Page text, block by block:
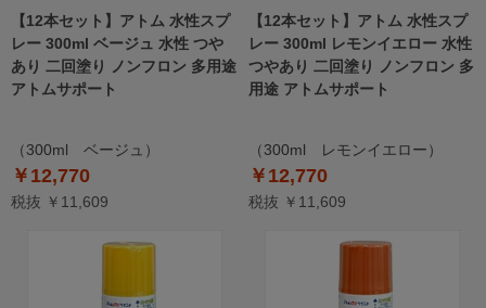
【12本セット】アトム 水性スプ
レー 300ml ベージュ 水性 つや
あり 二回塗り ノンフロン 多用途
アトムサポート
（300ml ベージュ）
￥12,770
税抜 ￥11,609
【12本セット】アトム 水性スプ
レー 300ml レモンイエロー 水性
つやあり 二回塗り ノンフロン 多
用途 アトムサポート
（300ml レモンイエロー）
￥12,770
税抜 ￥11,609